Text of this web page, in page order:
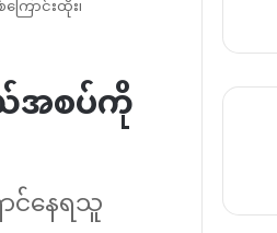
ောင်းထိုး၊
ယ်အစပ်ကို
င်နေရသူ